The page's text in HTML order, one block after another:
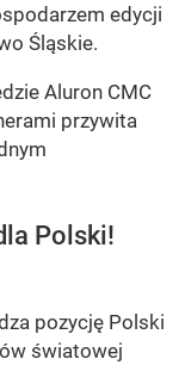
edycji
Śląskie.
Aluron CMC
przywita
Polski!
pozycję Polski
światowej